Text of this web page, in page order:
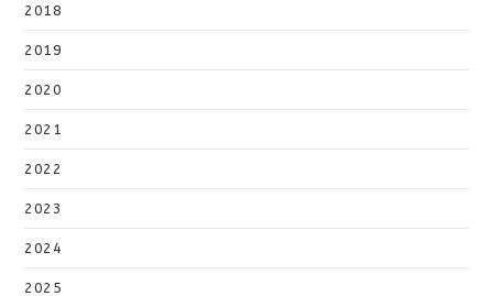
2018
2019
2020
2021
2022
2023
2024
2025